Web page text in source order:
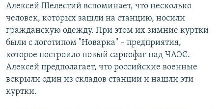
Алексей Шелестий вспоминает, что несколько
человек, которых зашли на станцию, носили
гражданскую одежду. При этом их зимние куртки
были с логотипом "Новарка" – предприятия,
которое построило новый саркофаг над ЧАЭС.
Алексей предполагает, что российские военные
вскрыли один из складов станции и нашли эти
куртки.